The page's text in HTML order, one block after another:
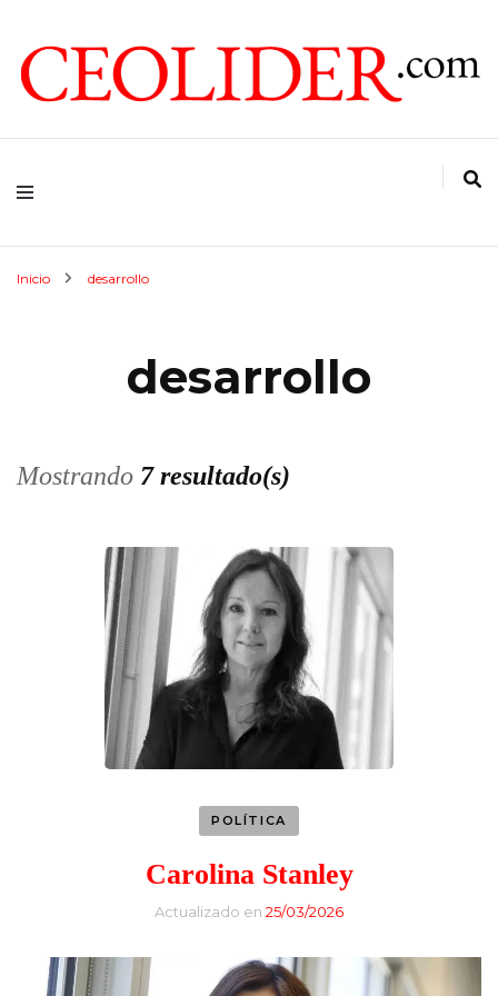
CEOLIDER.COM
Inicio desarrollo
desarrollo
Mostrando 7 resultado(s)
POLÍTICA
Carolina Stanley
Actualizado en 25/03/2026